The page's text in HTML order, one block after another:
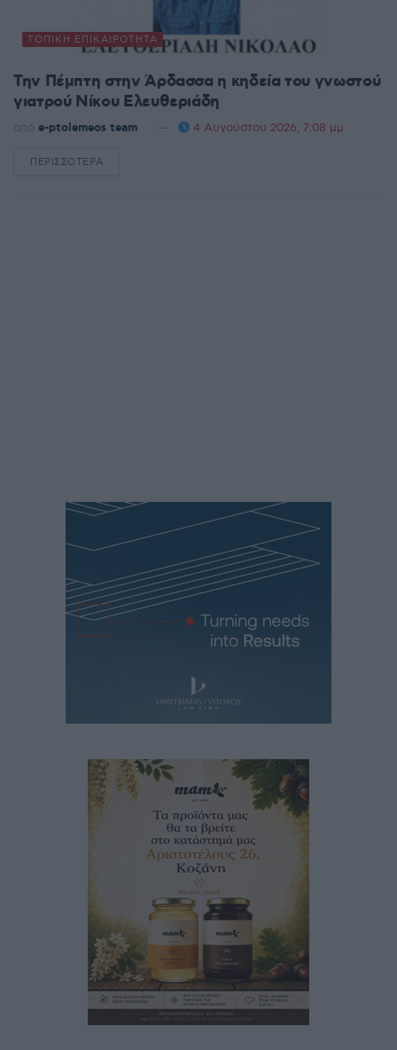
ΤΟΠΙΚΉ ΕΠΙΚΑΙΡΌΤΗΤΑ
Την Πέμπτη στην Άρδασσα η κηδεία του γνωστού
γιατρού Νίκου Ελευθεριάδη
από e-ptolemeos team 4 Αυγούστου 2026, 7:08 μμ
ΠΕΡΙΣΣΌΤΕΡΑ